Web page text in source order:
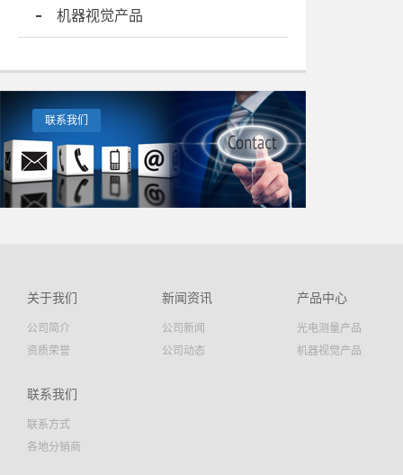
机器视觉产品
联系我们
关于我们
公司简介
资质荣誉
新闻资讯
公司新闻
公司动态
产品中心
光电测量产品
机器视觉产品
联系我们
联系方式
各地分销商